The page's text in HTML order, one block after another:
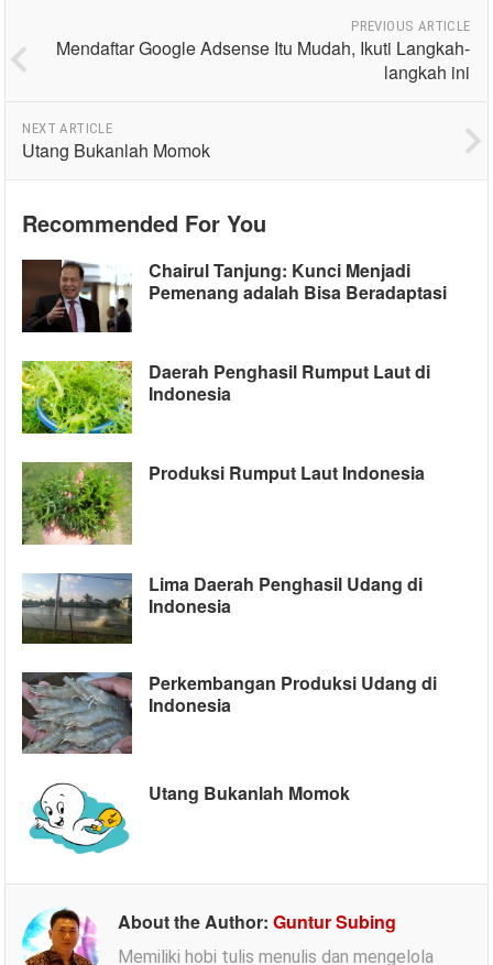
PREVIOUS ARTICLE
Mendaftar Google Adsense Itu Mudah, Ikuti Langkah-
langkah ini
NEXT ARTICLE
Utang Bukanlah Momok
Recommended For You
Chairul Tanjung: Kunci Menjadi
Pemenang adalah Bisa Beradaptasi
Daerah Penghasil Rumput Laut di
Indonesia
Produksi Rumput Laut Indonesia
Lima Daerah Penghasil Udang di
Indonesia
Perkembangan Produksi Udang di
Indonesia
Utang Bukanlah Momok
About the Author:Guntur Subing
Memiliki hobi tulis menulis dan mengelola